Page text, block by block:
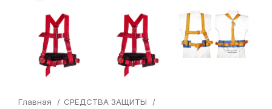
Главная
СРЕДСТВА ЗАЩИТЫ